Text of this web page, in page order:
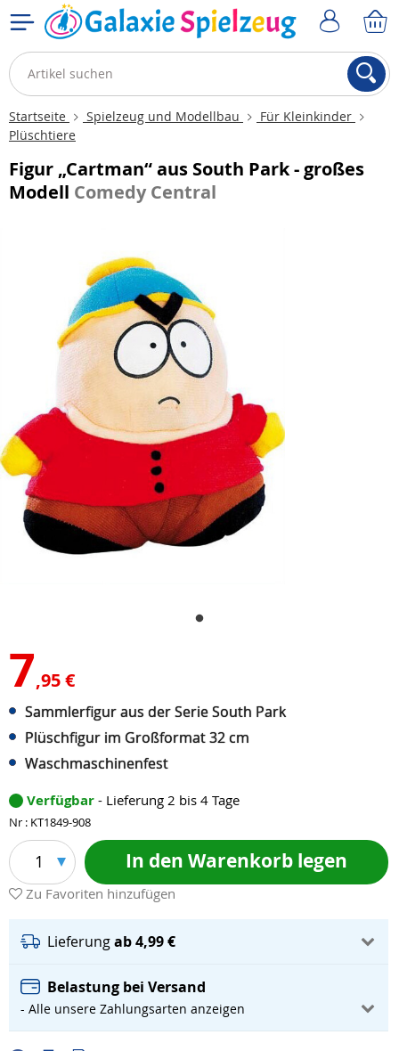
Startseite Spielzeug und Modellbau
Für Kleinkinder
Plüschtiere
Figur „Cartman“ aus South Park - großes
Modell Comedy Central
7,95 €
Sammlerfigur aus der Serie South Park
Plüschfigur im Großformat 32 cm
Waschmaschinenfest
Verfügbar - Lieferung 2 bis 4 Tage
Nr : KT1849-908
1 In den Warenkorb legen
Zu Favoriten hinzufügen
Lieferungab 4,99 €
Belastung bei Versand
- Alle unsere Zahlungsarten anzeigen